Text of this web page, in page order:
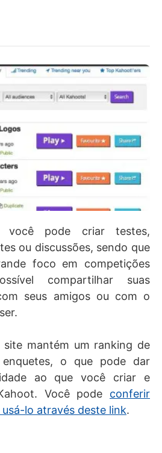
você pode criar testes,
ou discussões, sendo que
foco em competições
compartilhar suas
seus amigos ou com o
mantém um ranking de
enquetes, o que pode dar
ao que você criar e
Você pode conferir
lo através deste link.